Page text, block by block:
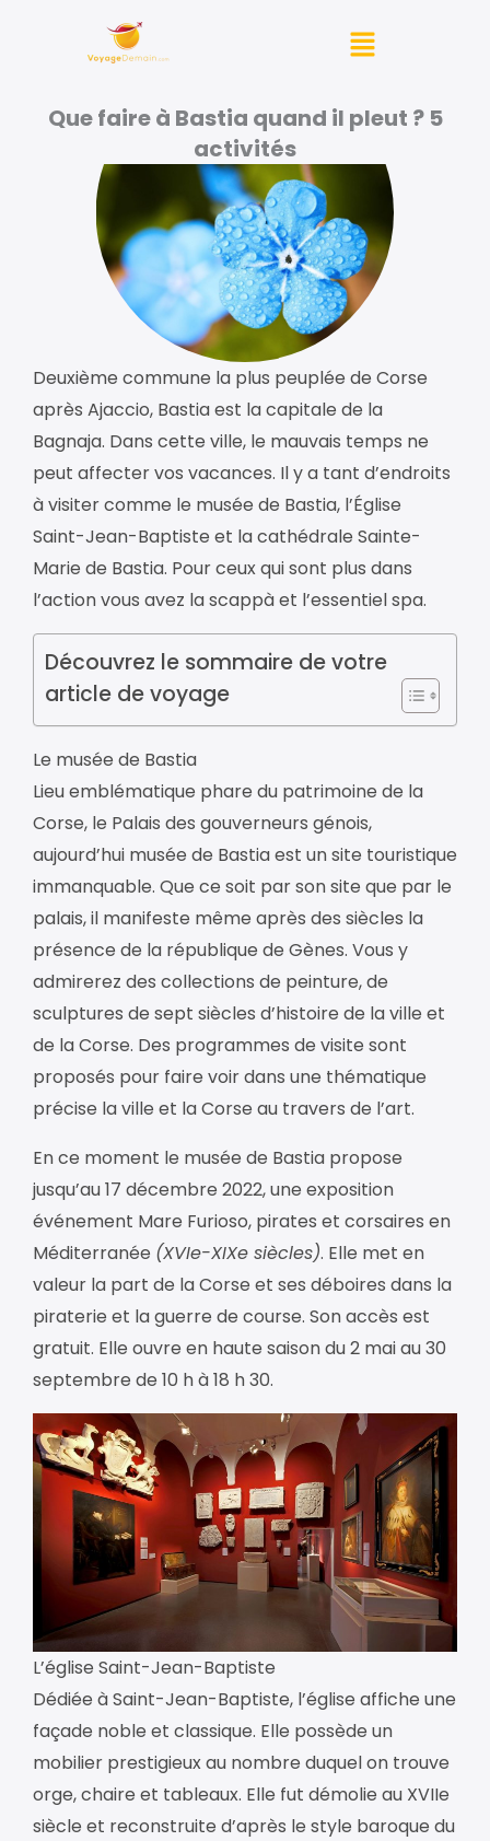
Menu
Que faire à Bastia quand il pleut ? 5
activités
Deuxième commune la plus peuplée de Corse
après Ajaccio, Bastia est la capitale de la
Bagnaja. Dans cette ville, le mauvais temps ne
peut affecter vos vacances. Il y a tant d’endroits
à visiter comme le musée de Bastia, l’Église
Saint-Jean-Baptiste et la cathédrale Sainte-
Marie de Bastia. Pour ceux qui sont plus dans
l’action vous avez la scappà et l’essentiel spa.
Découvrez le sommaire de votre
article de voyage
Le musée de Bastia
Lieu emblématique phare du patrimoine de la
Corse, le Palais des gouverneurs génois,
aujourd’hui musée de Bastia est un site touristique
immanquable. Que ce soit par son site que par le
palais, il manifeste même après des siècles la
présence de la république de Gènes. Vous y
admirerez des collections de peinture, de
sculptures de sept siècles d’histoire de la ville et
de la Corse. Des programmes de visite sont
proposés pour faire voir dans une thématique
précise la ville et la Corse au travers de l’art.
En ce moment le musée de Bastia propose
jusqu’au 17 décembre 2022, une exposition
événement Mare Furioso, pirates et corsaires en
Méditerranée (XVIe-XIXe siècles). Elle met en
valeur la part de la Corse et ses déboires dans la
piraterie et la guerre de course. Son accès est
gratuit. Elle ouvre en haute saison du 2 mai au 30
septembre de 10 h à 18 h 30.
L’église Saint-Jean-Baptiste
Dédiée à Saint-Jean-Baptiste, l’église affiche une
façade noble et classique. Elle possède un
mobilier prestigieux au nombre duquel on trouve
orge, chaire et tableaux. Elle fut démolie au XVIIe
siècle et reconstruite d’après le style baroque du